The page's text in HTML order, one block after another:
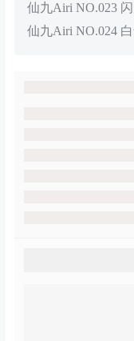
仙九Airi NO.023
仙九Airi NO.024